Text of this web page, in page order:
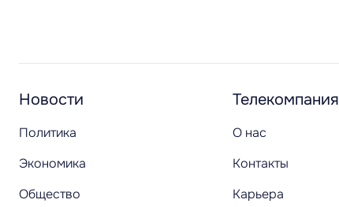
Новости
Политика
Экономика
Общество
Телекомпания
О нас
Контакты
Карьера